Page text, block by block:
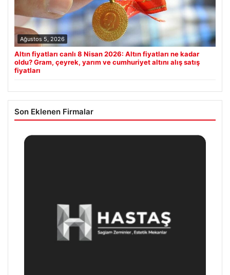
Ağustos 5, 2026
Altın fiyatları canlı 8 Nisan 2026: Altın fiyatları ne kadar
oldu? Gram, çeyrek, yarım ve cumhuriyet altını alış satış
fiyatları
Son Eklenen Firmalar